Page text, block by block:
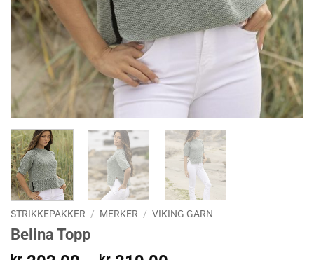
STRIKKEPAKKER / MERKER / VIKING GARN
Belina Topp